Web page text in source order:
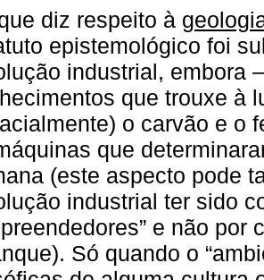
diz respeito à
epistemológico foi
industrial, embora
que trouxe à
o carvão e o
que
(este aspecto pode
industrial ter sido
e não
Só quando o